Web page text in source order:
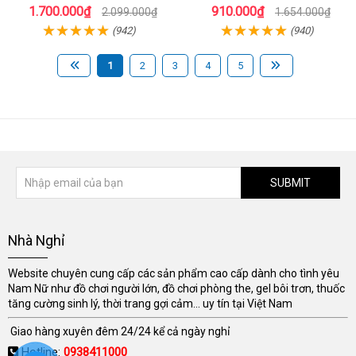
Cấp
1.700.000₫ 2.099.000₫
(942)
sướng
910.000₫ 1.654.000₫
(940)
1 2 3 4 5
SUBMIT
Nhà Nghỉ
Website chuyên cung cấp các sản phẩm cao cấp dành cho tình yêu
Nam Nữ như đồ chơi người lớn, đồ chơi phòng the, gel bôi trơn, thuốc
tăng cường sinh lý, thời trang gợi cảm... uy tín tại Việt Nam
Giao hàng xuyên đêm 24/24 kể cả ngày nghỉ
Hotline: 0938411000